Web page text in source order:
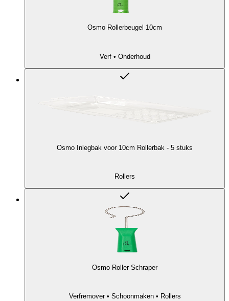
Osmo Rollerbeugel 10cm
Verf • Onderhoud
Osmo Inlegbak voor 10cm Rollerbak - 5 stuks
Rollers
Osmo Roller Schraper
Verfremover • Schoonmaken • Rollers